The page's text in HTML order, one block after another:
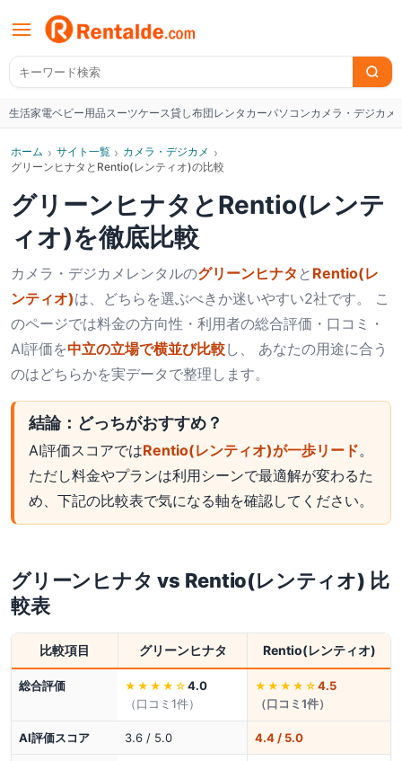
生活家電ベビー用品スーツケース貸し布団レンタカーパソコンカメラ・デジカメ
ホーム › サイト一覧 › カメラ・デジカメ ›
グリーンヒナタとRentio(レンティオ)の比較
グリーンヒナタ とRentio(レンテ
ィオ)を徹底比較
カメラ・デジカメ レンタルのグリーンヒナタ と Rentio(レ
ンティオ)は、どちらを選ぶべきか迷いやすい2社です。 こ
のページでは料金の方向性・利用者の総合評価・口コミ・
AI評価を中立の立場で横並び比較し、 あなたの用途に合う
のはどちらかを実データで整理します。
結論：どっちがおすすめ？
AI評価スコアではRentio(レンティオ)が一歩リード。
ただし料金やプランは利用シーンで最適解が変わるた
め、下記の比較表で気になる軸を確認してください。
グリーンヒナタ vs Rentio(レンティオ) 比
較表
比較項目 グリーンヒナタ Rentio(レンティオ)
総合評価 ★★★★ ☆ 4.0
（口コミ 1件）
★★★★ ☆ 4.5
（口コミ1件）
AI評価スコア 3.6 / 5.0 4.4 / 5.0